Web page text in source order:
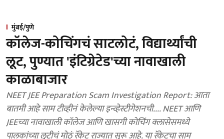
मुंबई/पुणे
कॉलेज-कोचिंगचं साटलोटं, विद्यार्थ्यांची
लूट, पुण्यात 'इंटिग्रेटेड'च्या नावाखाली
काळाबाजार
NEET JEE Preparation Scam Investigation Report: आता
बातमी आहे साम टीव्हीनं केलेल्या इन्व्हेस्टीगेशनची.... NEET आणि
JEEच्या नावाखाली कॉलेज आणि खासगी कोचिंग क्लासेसमध्ये
पालकांच्या लुटीचं मोठं रॅकेट राज्यात सुरू आहे. या रॅकेटचा साम